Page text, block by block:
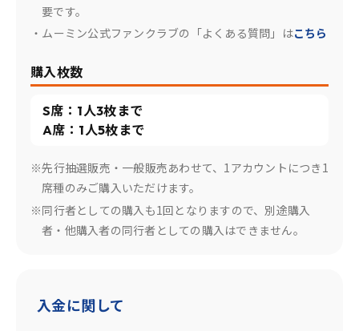
要です。
・ムーミン公式ファンクラブの「よくある質問」はこちら
購入枚数
S席：1人3枚まで
A席：1人5枚まで
※先行抽選販売・一般販売あわせて、1アカウントにつき1
席種のみご購入いただけます。
※同行者としての購入も1回となりますので、別途購入
者・他購入者の同行者としての購入はできません。
入金に関して